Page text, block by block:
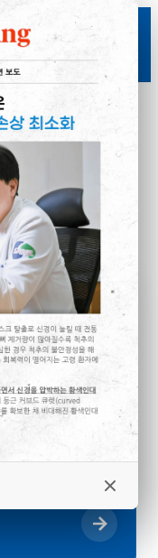
플랫폼
1522-0075
, 새길병원
화 진료 센터
트랙을 제안합니다.
고 원인
경 NOLD 트랙을